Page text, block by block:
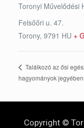
Toronyi Művelődési
Felsőőri u. 47.
Torony, 9791 HU +
Találkozó az ősi
hagyományok jegyében.
Copyright ©